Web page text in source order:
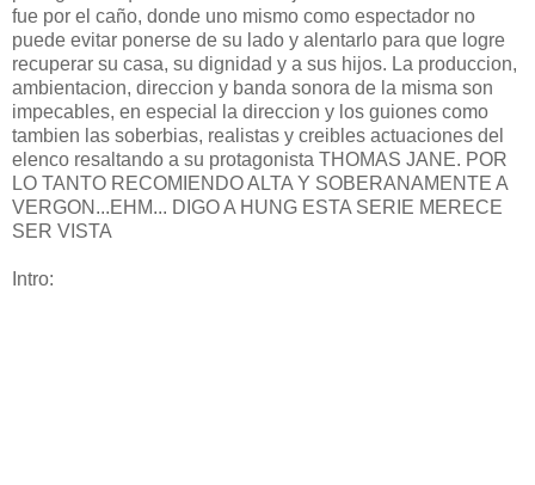
fue por el caño, donde uno mismo como espectador no
puede evitar ponerse de su lado y alentarlo para que logre
recuperar su casa, su dignidad y a sus hijos. La produccion,
ambientacion, direccion y banda sonora de la misma son
impecables, en especial la direccion y los guiones como
tambien las soberbias, realistas y creibles actuaciones del
elenco resaltando a su protagonista THOMAS JANE. POR
LO TANTO RECOMIENDO ALTA Y SOBERANAMENTE A
VERGON...EHM... DIGO A HUNG ESTA SERIE MERECE
SER VISTA
Intro: